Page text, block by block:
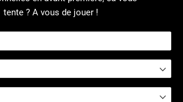
tente ? A vous de jouer !